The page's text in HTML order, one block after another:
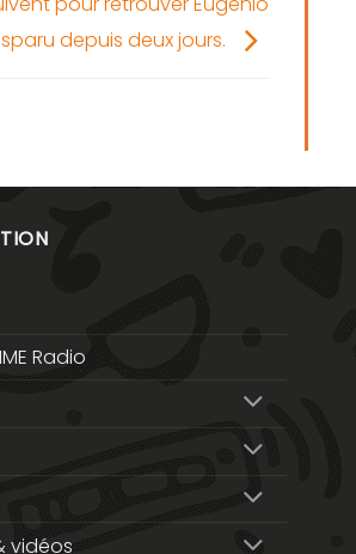
depuis deux jours.
Radio
vidéos